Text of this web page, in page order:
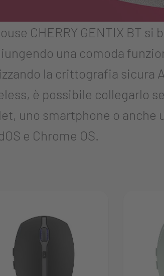
CHERRY GENTIX BT
una comoda
la crittografia sicura
è possibile collegarlo
uno smartphone o anche
e Chrome OS.